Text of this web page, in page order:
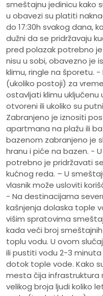
smeštajnu jedinicu kako
u obavezi su platiti
do 17:30h svakog dana,
dužni da se pridržavaju
pred polazak potrebno
nisu u sobi, obavezno je
klimu, ringle na šporetu.
(ukoliko postoji) za
ostavljati klimu uključenu
otvoreni ili ukoliko su
Zabranjeno je iznositi
apartmana na plažu ili
bazenom zabranjeno je
hranu i piće na bazen. -
potrebno je pridržavati
kućnog reda. – U
vlasnik može usloviti
- Na destinacijama
kašnjenja dolaska tople
višim spratovima
kada veći broj
toplu vodu. U ovom
ili pustiti vodu 2-3
dotok tople vode. Kako
mesta čija infrastruktura
velikog broja ljudi koliko